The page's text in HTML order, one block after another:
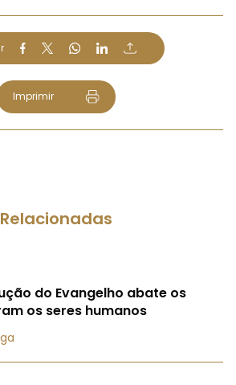
Imprimir
Relacionadas
do Evangelho abate os
os seres humanos